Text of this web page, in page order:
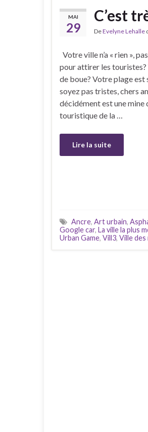
MAI
29
C’est
DeEvelyne Lehalle
Votre ville n’a « rien »,
pour attirer les touristes?
de boue? Votre plage est
soyez pas tristes, chers
décidément est une mine
touristique de la …
Lire la suite
Ancre, Art urbain,
Google car, La ville la plus
Urban Game, Vill3, Ville des